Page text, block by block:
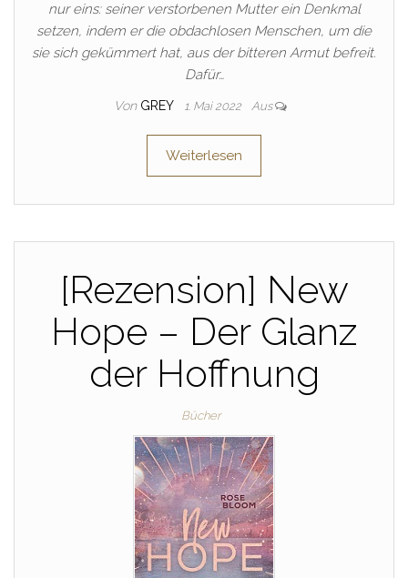
nur eins: seiner verstorbenen Mutter ein Denkmal
setzen, indem er die obdachlosen Menschen, um die
sie sich gekümmert hat, aus der bitteren Armut befreit.
Dafür…
Von GREY 1. Mai 2022 Aus
Weiterlesen
[Rezension] New
Hope – Der Glanz
der Hoffnung
Bücher